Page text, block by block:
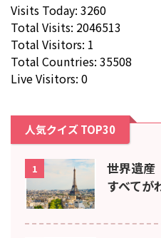
Visits Today: 3260
Total Visits: 2046513
Total Visitors: 1
Total Countries: 35508
Live Visitors: 0
人気クイズ TOP30
1
世界遺産
すべてが